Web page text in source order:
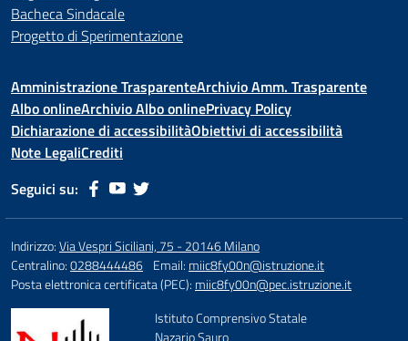
Bacheca Sindacale
Progetto di Sperimentazione
Amministrazione TrasparenteArchivio Amm. Trasparente
Albo onlineArchivio Albo onlinePrivacy Policy
Dichiarazione di accessibilitàObiettivi di accessibilità
Note LegaliCrediti
Seguici su:
Indirizzo:Via Vespri Siciliani, 75 - 20146 Milano
Centralino:0288444486 Email: miic8fy00n@istruzione.it
Posta elettronica certificata (PEC): miic8fy00n@pec.istruzione.it
Istituto Comprensivo Statale
Nazario Sauro